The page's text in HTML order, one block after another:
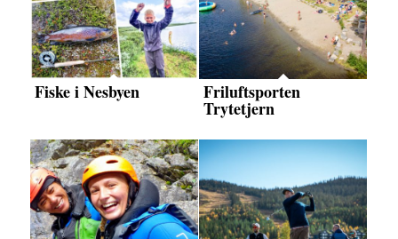
Fiske i Nesbyen Friluftsporten
Trytetjern